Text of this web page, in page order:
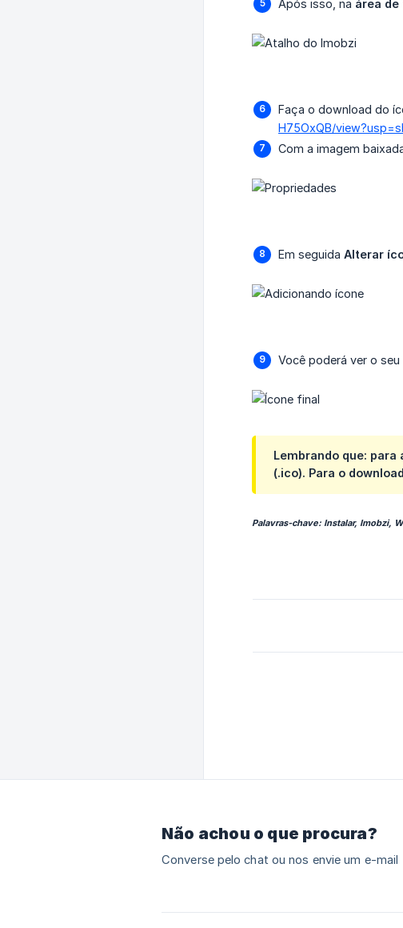
Após isso, na área
Faça o download do
H75OxQB/
Com a imagem
Em seguida Alterar
Você poderá ver o
Lembrando que:
(.ico). Para o
Palavras-chave: Instalar, Imobzi,
Não achou o que procura?
Converse pelo chat ou nos envie um e-mail